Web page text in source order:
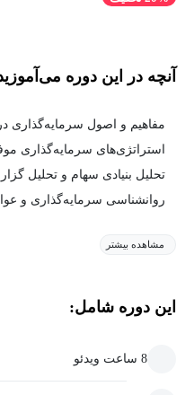
آنچه در این دوره
مفاهیم و اصول سرمایه‌گذاری
استراتژی‌های سرمایه‌گذاری
تحلیل بنیادی سهام و تحلیل
روانشناسی سرمایه‌گذاری و
مشاهده بیشتر
این دوره شامل:
8 ساعت ویدئو